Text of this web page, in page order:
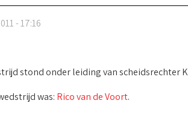
- 17:16
stond onder leiding van scheidsrechter
was: Rico van de Voort.